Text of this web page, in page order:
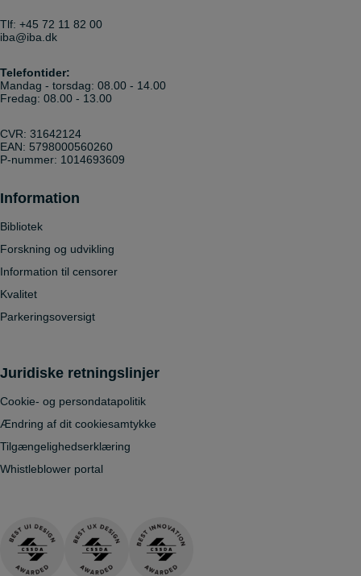
Tlf: +45 72 11 82 00
iba@iba.dk
Telefontider:
Mandag - torsdag: 08.00 - 14.00
Fredag: 08.00 - 13.00
CVR: 31642124
EAN: 5798000560260
P-nummer: 1014693609
Information
Bibliotek
Forskning og udvikling
Information til censorer
Kvalitet
Parkeringsoversigt
Juridiske retningslinjer
Cookie- og persondatapolitik
Ændring af dit cookiesamtykke
Tilgængelighedserklæring
Whistleblower portal